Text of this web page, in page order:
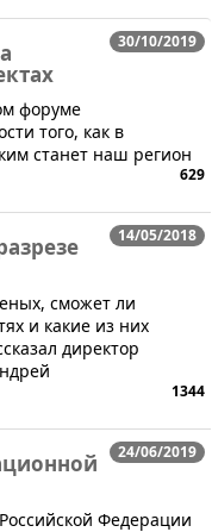
30/10/2019
форуме
того, как в
станет наш регион
629
14/05/2018
сможет ли
и какие из них
директор
1344
24/06/2019
Федерации